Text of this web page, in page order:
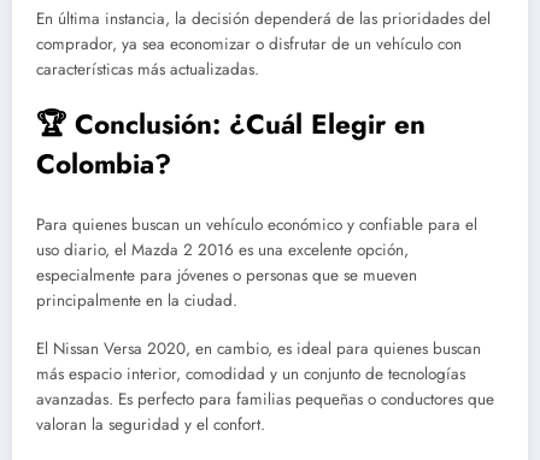
En última instancia, la decisión dependerá de las prioridades del
comprador, ya sea economizar o disfrutar de un vehículo con
características más actualizadas.
🏆 Conclusión: ¿Cuál Elegir en
Colombia?
Para quienes buscan un vehículo económico y confiable para el
uso diario, el Mazda 2 2016 es una excelente opción,
especialmente para jóvenes o personas que se mueven
principalmente en la ciudad.
El Nissan Versa 2020, en cambio, es ideal para quienes buscan
más espacio interior, comodidad y un conjunto de tecnologías
avanzadas. Es perfecto para familias pequeñas o conductores que
valoran la seguridad y el confort.